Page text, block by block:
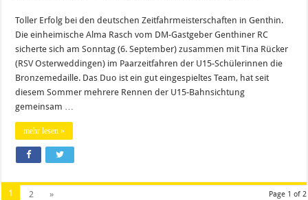
Toller Erfolg bei den deutschen Zeitfahrmeisterschaften in Genthin.
Die einheimische Alma Rasch vom DM-Gastgeber Genthiner RC
sicherte sich am Sonntag (6. September) zusammen mit Tina Rücker
(RSV Osterweddingen) im Paarzeitfahren der U15-Schülerinnen die
Bronzemedaille. Das Duo ist ein gut eingespieltes Team, hat seit
diesem Sommer mehrere Rennen der U15-Bahnsichtung
gemeinsam …
mehr lesen »
Page 1 of 2
1 2 »